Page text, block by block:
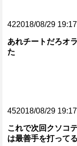
422018/08/29
あれチートだろオ
た
452018/08/29
これで次回クソコ
は最善手を打って